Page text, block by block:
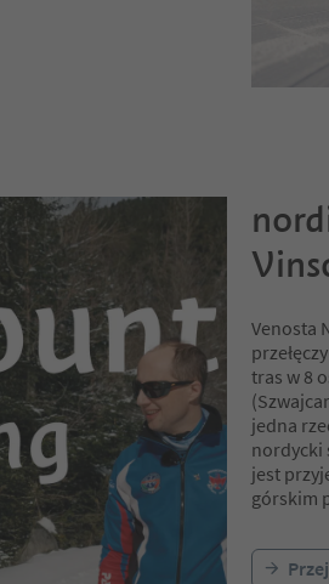
Venosta
tras w 8
jedna
nordycki
jest
górskim